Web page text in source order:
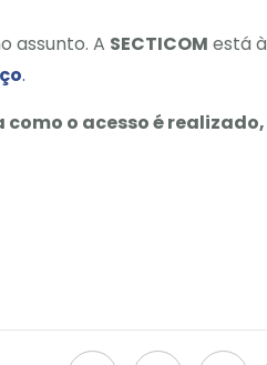
assunto. A SECTICOM está à
.
o acesso é realizado,